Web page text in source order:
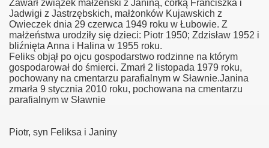
Zawarł związek małżeński z Janiną, córką Franciszka i
Jadwigi z Jastrzębskich, małżonków Kujawskich z
Owieczek dnia 29 czerwca 1949 roku w Łubowie. Z
małżeństwa urodziły się dzieci: Piotr 1950; Zdzisław 1952 i
bliźnięta Anna i Halina w 1955 roku.
Feliks objął po ojcu gospodarstwo rodzinne na którym
gospodarował do śmierci. Zmarł 2 listopada 1979 roku,
pochowany na cmentarzu parafialnym w Sławnie.Janina
zmarła 9 stycznia 2010 roku, pochowana na cmentarzu
parafialnym w Sławnie
Piotr, syn Feliksa i Janiny